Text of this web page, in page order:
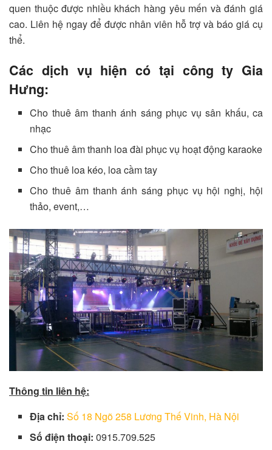
quen thuộc được nhiều khách hàng yêu mến và đánh giá
cao. Liên hệ ngay để được nhân viên hỗ trợ và báo giá cụ
thể.
Các dịch vụ hiện có tại công ty Gia
Hưng:
Cho thuê âm thanh ánh sáng phục vụ sân khấu, ca
nhạc
Cho thuê âm thanh loa đài phục vụ hoạt động karaoke
Cho thuê loa kéo, loa cầm tay
Cho thuê âm thanh ánh sáng phục vụ hội nghị, hội
thảo, event,…
Thông tin liên hệ:
Địa chỉ: Số 18 Ngõ 258 Lương Thế Vinh, Hà Nội
Số điện thoại: 0915.709.525